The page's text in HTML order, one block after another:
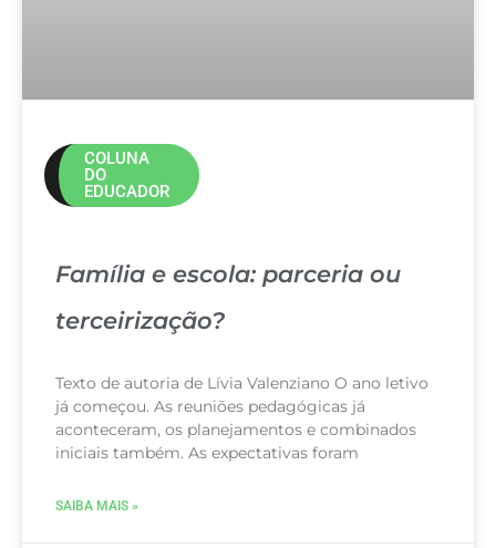
COLUNA
DO
EDUCADOR
Família e escola: parceria ou
terceirização?
Texto de autoria de Lívia Valenziano O ano letivo
já começou. As reuniões pedagógicas já
aconteceram, os planejamentos e combinados
iniciais também. As expectativas foram
SAIBA MAIS »